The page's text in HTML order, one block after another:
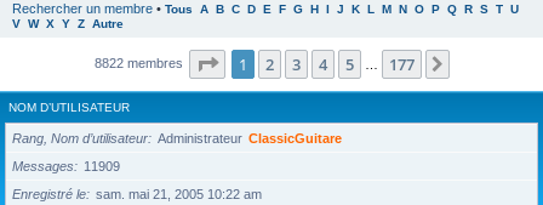
Rechercher un membre • Tous A B C D E F G H I J K L M N O P Q R S T U
V W X Y Z Autre
8822 membres Page 1sur177
1 2 3 4 5 177
NOM D’UTILISATEUR
Rang, Nom d’utilisateur Administrateur ClassicGuitare
Messages
11909
Enregistré le
sam. mai 21, 2005 10:22 am